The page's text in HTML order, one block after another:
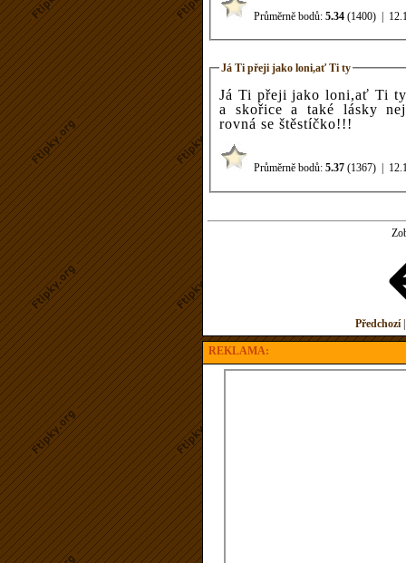
Průměrně bodů: 5.34 (1400) |
Já Ti přeji jako loni,ať Ti ty
Já Ti přeji jako loni,ať Ti
a skořice a také lásky
rovná se štěstíčko!!!
Průměrně bodů: 5.37 (1367)
Předchozí
REKLAMA: